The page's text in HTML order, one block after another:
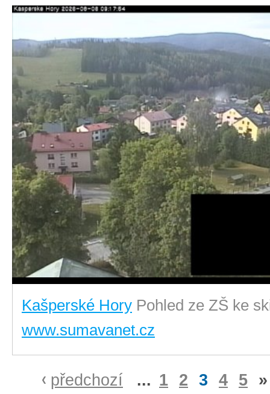
Kašperské Hory Pohled ze ZŠ ke
www.sumavanet.cz
předchozí ... 1 2 3 4 5 »